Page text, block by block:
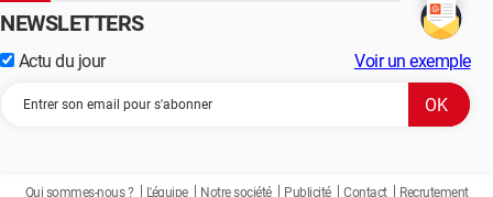
NEWSLETTERS
Actu du jour Voir un exemple
Qui sommes-nous ? L'équipe Notre société Publicité Contact Recrutement